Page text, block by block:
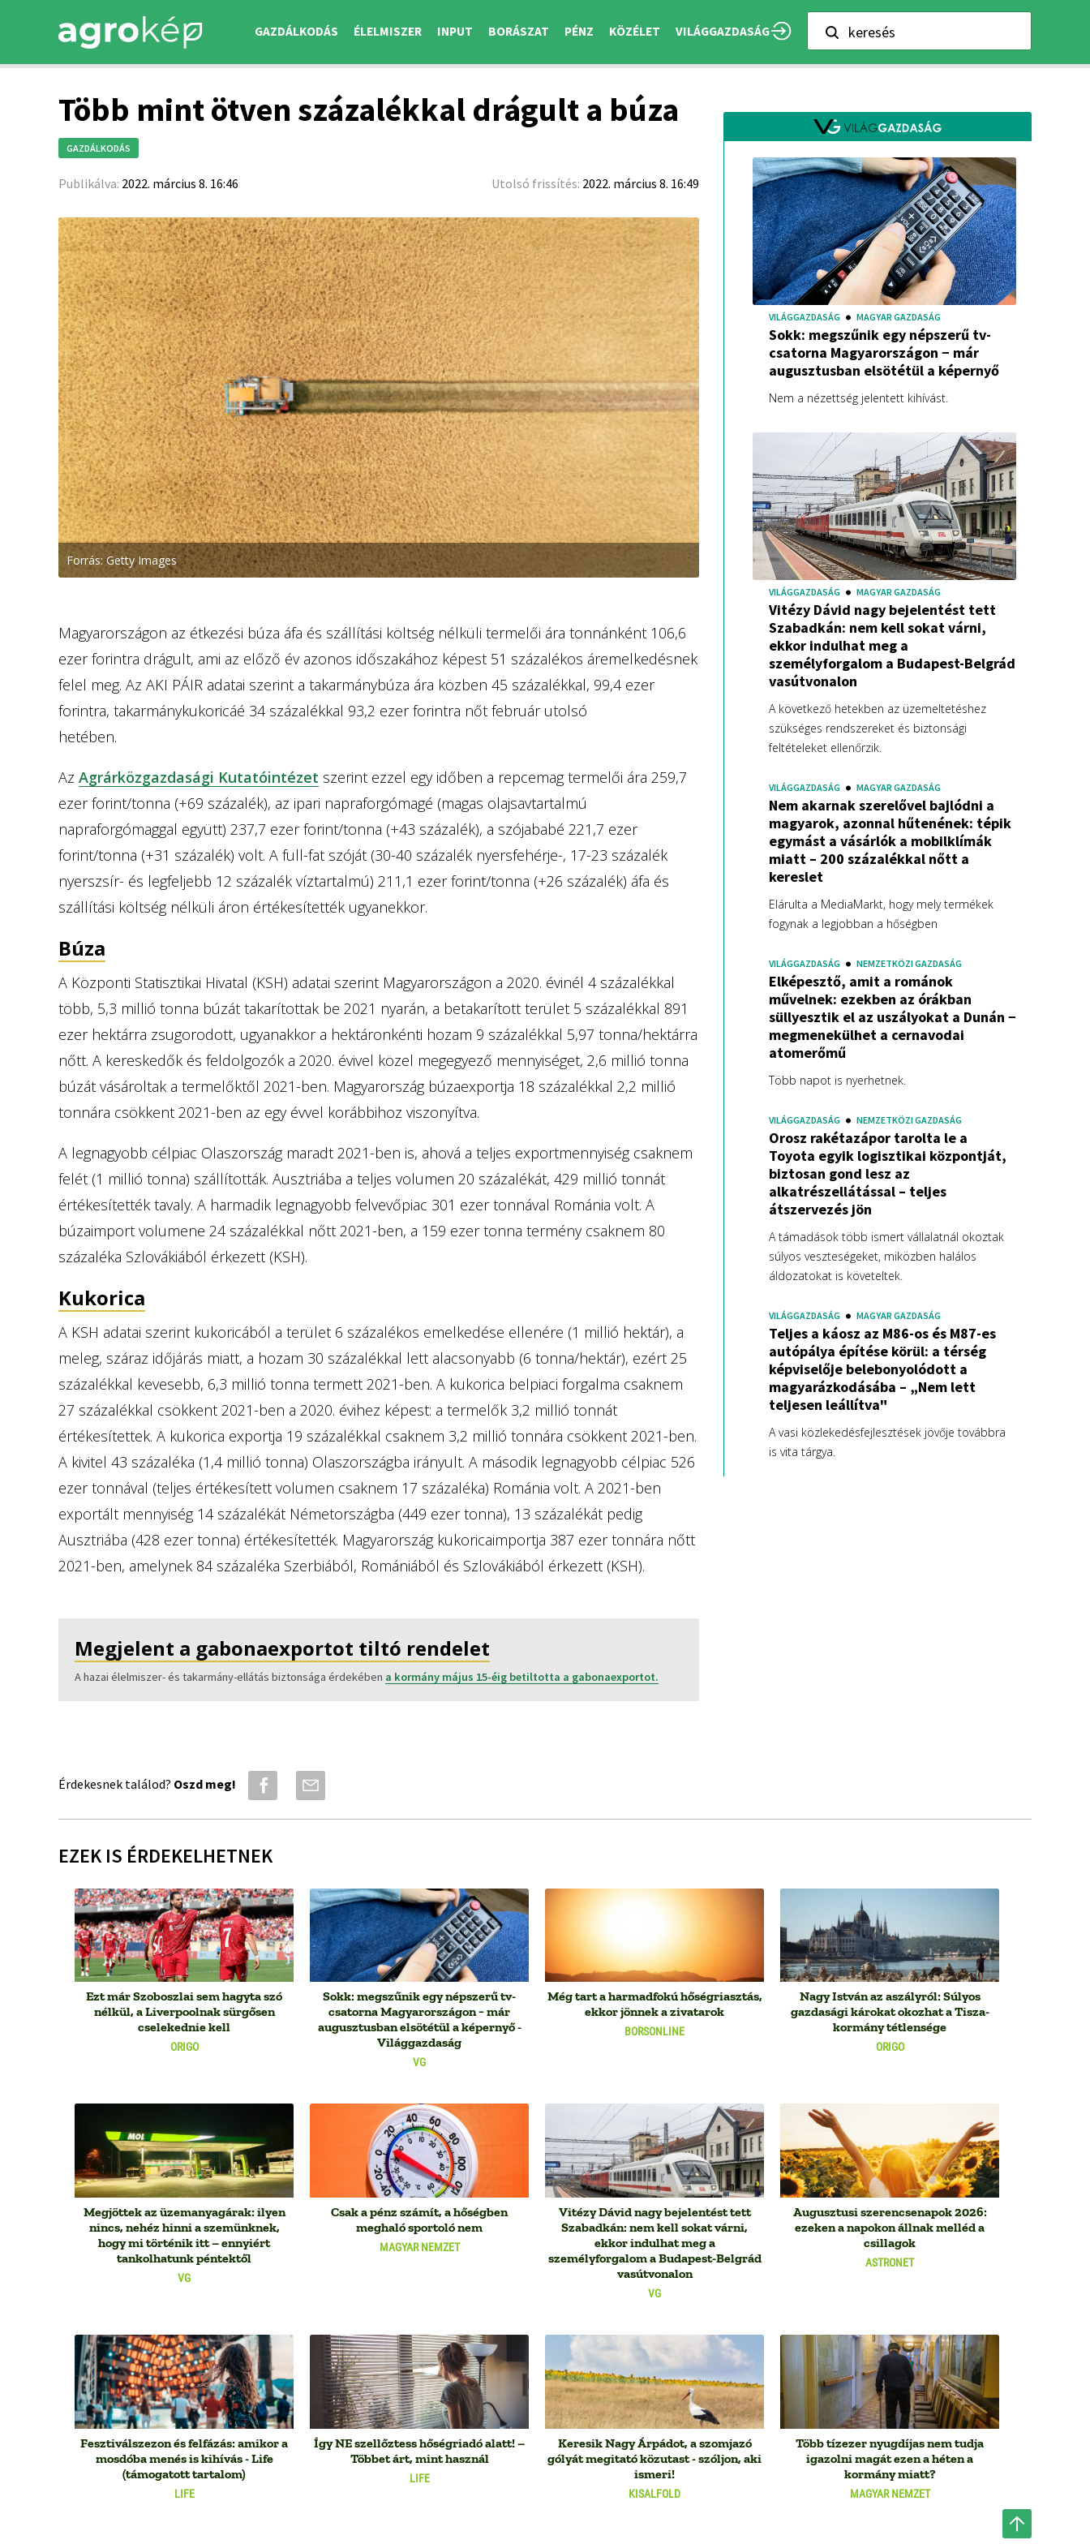
GAZDÁLKODÁS ÉLELMISZER INPUT BORÁSZAT PÉNZ KÖZÉLET VILÁGGAZDASÁG keresés
Több mint ötven százalékkal drágult a búza
GAZDÁLKODÁS
Publikálva: 2022. március 8. 16:46 Utolsó frissítés: 2022. március 8. 16:49
Forrás: Getty Images
Magyarországon az étkezési búza áfa és szállítási költség nélküli termelői ára tonnánként 106,6
ezer forintra drágult, ami az előző év azonos időszakához képest 51 százalékos áremelkedésnek
felel meg. Az AKI PÁIR adatai szerint a takarmánybúza ára közben 45 százalékkal, 99,4 ezer
forintra, takarmánykukoricáé 34 százalékkal 93,2 ezer forintra nőt február utolsó
hetében.
Az Agrárközgazdasági Kutatóintézet szerint ezzel egy időben a repcemag termelői ára 259,7
ezer forint/tonna (+69 százalék), az ipari napraforgómagé (magas olajsavtartalmú
napraforgómaggal együtt) 237,7 ezer forint/tonna (+43 százalék), a szójababé 221,7 ezer
forint/tonna (+31 százalék) volt. A full-fat szóját (30-40 százalék nyersfehérje-, 17-23 százalék
nyerszsír- és legfeljebb 12 százalék víztartalmú) 211,1 ezer forint/tonna (+26 százalék) áfa és
szállítási költség nélküli áron értékesítették ugyanekkor.
Búza
A Központi Statisztikai Hivatal (KSH) adatai szerint Magyarországon a 2020. évinél 4 százalékkal
több, 5,3 millió tonna búzát takarítottak be 2021 nyarán, a betakarított terület 5 százalékkal 891
ezer hektárra zsugorodott, ugyanakkor a hektáronkénti hozam 9 százalékkal 5,97 tonna/hektárra
nőtt. A kereskedők és feldolgozók a 2020. évivel közel megegyező mennyiséget, 2,6 millió tonna
búzát vásároltak a termelőktől 2021-ben. Magyarország búzaexportja 18 százalékkal 2,2 millió
tonnára csökkent 2021-ben az egy évvel korábbihoz viszonyítva.
A legnagyobb célpiac Olaszország maradt 2021-ben is, ahová a teljes exportmennyiség csaknem
felét (1 millió tonna) szállították. Ausztriába a teljes volumen 20 százalékát, 429 millió tonnát
értékesítették tavaly. A harmadik legnagyobb felvevőpiac 301 ezer tonnával Románia volt. A
búzaimport volumene 24 százalékkal nőtt 2021-ben, a 159 ezer tonna termény csaknem 80
százaléka Szlovákiából érkezett (KSH).
Kukorica
A KSH adatai szerint kukoricából a terület 6 százalékos emelkedése ellenére (1 millió hektár), a
meleg, száraz időjárás miatt, a hozam 30 százalékkal lett alacsonyabb (6 tonna/hektár), ezért 25
százalékkal kevesebb, 6,3 millió tonna termett 2021-ben. A kukorica belpiaci forgalma csaknem
27 százalékkal csökkent 2021-ben a 2020. évihez képest: a termelők 3,2 millió tonnát
értékesítettek. A kukorica exportja 19 százalékkal csaknem 3,2 millió tonnára csökkent 2021-ben.
A kivitel 43 százaléka (1,4 millió tonna) Olaszországba irányult. A második legnagyobb célpiac 526
ezer tonnával (teljes értékesített volumen csaknem 17 százaléka) Románia volt. A 2021-ben
exportált mennyiség 14 százalékát Németországba (449 ezer tonna), 13 százalékát pedig
Ausztriába (428 ezer tonna) értékesítették. Magyarország kukoricaimportja 387 ezer tonnára nőtt
2021-ben, amelynek 84 százaléka Szerbiából, Romániából és Szlovákiából érkezett (KSH).
Megjelent a gabonaexportot tiltó rendelet
A hazai élelmiszer- és takarmány-ellátás biztonsága érdekében a kormány május 15-éig betiltotta a gabonaexportot.
Érdekesnek találod? Oszd meg!
VILÁGGAZDASÁG MAGYAR GAZDASÁG
Sokk: megszűnik egy népszerű tv-
csatorna Magyarországon − már
augusztusban elsötétül a képernyő
Nem a nézettség jelentett kihívást.
VILÁGGAZDASÁG MAGYAR GAZDASÁG
Vitézy Dávid nagy bejelentést tett
Szabadkán: nem kell sokat várni,
ekkor indulhat meg a
személyforgalom a Budapest-Belgrád
vasútvonalon
A következő hetekben az üzemeltetéshez
szükséges rendszereket és biztonsági
feltételeket ellenőrzik.
VILÁGGAZDASÁG MAGYAR GAZDASÁG
Nem akarnak szerelővel bajlódni a
magyarok, azonnal hűtenének: tépik
egymást a vásárlók a mobilklímák
miatt – 200 százalékkal nőtt a
kereslet
Elárulta a MediaMarkt, hogy mely termékek
fogynak a legjobban a hőségben
VILÁGGAZDASÁG NEMZETKÖZI GAZDASÁG
Elképesztő, amit a románok
művelnek: ezekben az órákban
süllyesztik el az uszályokat a Dunán −
megmenekülhet a cernavodai
atomerőmű
Több napot is nyerhetnek.
VILÁGGAZDASÁG NEMZETKÖZI GAZDASÁG
Orosz rakétazápor tarolta le a
Toyota egyik logisztikai központját,
biztosan gond lesz az
alkatrészellátással – teljes
átszervezés jön
A támadások több ismert vállalatnál okoztak
súlyos veszteségeket, miközben halálos
áldozatokat is követeltek.
VILÁGGAZDASÁG MAGYAR GAZDASÁG
Teljes a káosz az M86-os és M87-es
autópálya építése körül: a térség
képviselője belebonyolódott a
magyarázkodásába – „Nem lett
teljesen leállítva"
A vasi közlekedésfejlesztések jövője továbbra
is vita tárgya.
EZEK IS ÉRDEKELHETNEK
ORIGO
Ezt már Szoboszlai sem hagyta szó
nélkül, a Liverpoolnak sürgősen
cselekednie kell
VG
Sokk: megszűnik egy népszerű tv-
csatorna Magyarországon − már
augusztusban elsötétül a képernyő -
Világgazdaság
BORSONLINE
Még tart a harmadfokú hőségriasztás,
ekkor jönnek a zivatarok
ORIGO
Nagy István az aszályról: Súlyos
gazdasági károkat okozhat a Tisza-
kormány tétlensége
VG
Megjöttek az üzemanyagárak: ilyen
nincs, nehéz hinni a szemünknek,
hogy mi történik itt – ennyiért
tankolhatunk péntektől
MAGYAR NEMZET
Csak a pénz számít, a hőségben
meghaló sportoló nem
VG
Vitézy Dávid nagy bejelentést tett
Szabadkán: nem kell sokat várni,
ekkor indulhat meg a
személyforgalom a Budapest-Belgrád
vasútvonalon
ASTRONET
Augusztusi szerencsenapok 2026:
ezeken a napokon állnak melléd a
csillagok
LIFE
Fesztiválszezon és felfázás: amikor a
mosdóba menés is kihívás - Life
(támogatott tartalom)
LIFE
Így NE szellőztess hőségriadó alatt! –
Többet árt, mint használ
KISALFOLD
Keresik Nagy Árpádot, a szomjazó
gólyát megitató közutast - szóljon, aki
ismeri!
MAGYAR NEMZET
Több tízezer nyugdíjas nem tudja
igazolni magát ezen a héten a
kormány miatt?